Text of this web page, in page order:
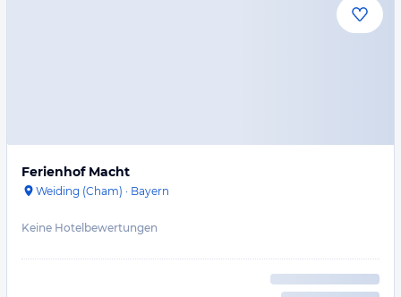
Ferienhof Macht
Weiding (Cham) · Bayern
Keine Hotelbewertungen